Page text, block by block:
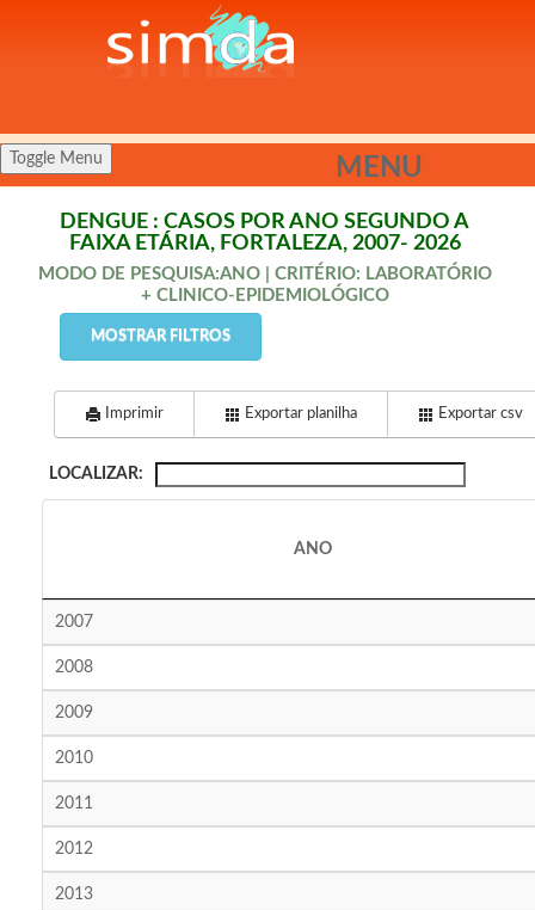
Toggle Menu MENU
DENGUE : CASOS POR ANO SEGUNDO A
FAIXA ETÁRIA, FORTALEZA, 2007- 2026
MODO DE PESQUISA:ANO | CRITÉRIO: LABORATÓRIO
+ CLINICO-EPIDEMIOLÓGICO
MOSTRAR FILTROS
Imprimir Exportar planilha Exportar csv
LOCALIZAR:
ANO
2007
2008
2009
2010
2011
2012
2013